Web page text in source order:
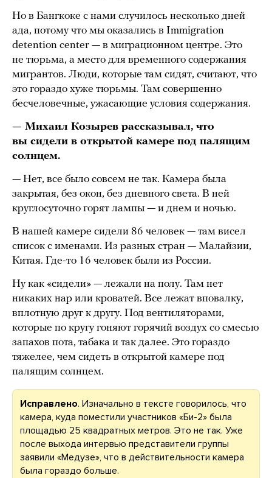
Но в Бангкоке с нами случилось несколько дней
ада, потому что мы оказались в Immigration
detention center — в миграционном центре. Это
не тюрьма, а место для временного содержания
мигрантов. Люди, которые там сидят, считают, что
это гораздо хуже тюрьмы. Там совершенно
бесчеловечные, ужасающие условия содержания.
— Михаил Козырев рассказывал, что
вы сидели в открытой камере под палящим
солнцем.
— Нет, все было совсем не так. Камера была
закрытая, без окон, без дневного света. В ней
круглосуточно горят лампы — и днем и ночью.
В нашей камере сидели 86 человек — там висел
список с именами. Из разных стран — Малайзии,
Китая. Где-то 16 человек были из России.
Ну как «сидели» — лежали на полу. Там нет
никаких нар или кроватей. Все лежат вповалку,
вплотную друг к другу. Под вентиляторами,
которые по кругу гоняют горячий воздух со смесью
запахов пота, табака и так далее. Это гораздо
тяжелее, чем сидеть в открытой камере под
палящим солнцем.
Исправлено. Изначально в тексте говорилось, что
камера, куда поместили участников «Би-2» была
площадью 25 квадратных метров. Это не так. Уже
после выхода интервью представители группы
заявили «Медузе», что в действительности камера
была гораздо больше.